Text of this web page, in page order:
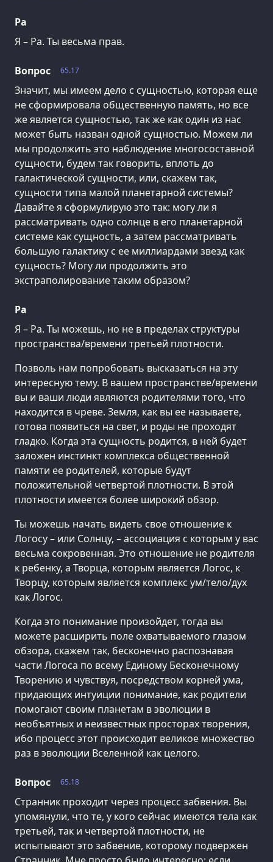
Ра
Я – Ра. Ты весьма прав.
65.17
Вопрос
Значит, мы имеем дело с сущностью, которая еще
не сформировала общественную память, но все
же является сущностью, так же как один из нас
может быть назван одной сущностью. Можем ли
мы продолжить это наблюдение многосоставной
сущности, будем так говорить, вплоть до
галактической сущности, или, скажем так,
сущности типа малой планетарной системы?
Давайте я сформулирую это так: могу ли я
рассматривать одно солнце в его планетарной
системе как сущность, а затем рассматривать
большую галактику с ее миллиардами звезд как
сущность? Могу ли продолжить это
экстраполирование таким образом?
Ра
Я – Ра. Ты можешь, но не в пределах структуры
пространства/времени третьей плотности.
Позволь нам попробовать высказаться на эту
интересную тему. В вашем пространстве/времени
вы и ваши люди являются родителями того, что
находится в чреве. Земля, как вы ее называете,
готова появиться на свет, и роды не проходят
гладко. Когда эта сущность родится, в ней будет
заложен инстинкт комплекса общественной
памяти ее родителей, которые будут
положительной четвертой плотности. В этой
плотности имеется более широкий обзор.
Ты можешь начать видеть свое отношение к
Логосу – или Солнцу, – ассоциация с которым у вас
весьма сокровенная. Это отношение не родителя
к ребенку, а Творца, которым является Логос, к
Творцу, которым является комплекс ум/тело/дух
как Логос.
Когда это понимание произойдет, тогда вы
можете расширить поле охватываемого глазом
обзора, скажем так, бесконечно распознавая
части Логоса по всему Единому Бесконечному
Творению и чувствуя, посредством корней ума,
придающих интуиции понимание, как родители
помогают своим планетам в эволюции в
необъятных и неизвестных просторах творения,
ибо процесс этот происходит великое множество
раз в эволюции Вселенной как целого.
65.18
Вопрос
Странник проходит через процесс забвения. Вы
упомянули, что те, у кого сейчас имеются тела как
третьей, так и четвертой плотности, не
испытывают это забвение, которому подвержен